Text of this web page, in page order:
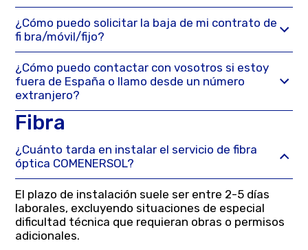
¿Cómo puedo solicitar la baja de mi contrato de
fi bra/móvil/fijo?
¿Cómo puedo contactar con vosotros si estoy
fuera de España o llamo desde un número
extranjero?
Fibra
¿Cuánto tarda en instalar el servicio de fibra
óptica COMENERSOL?
El plazo de instalación suele ser entre 2-5 días
laborales, excluyendo situaciones de especial
dificultad técnica que requieran obras o permisos
adicionales.